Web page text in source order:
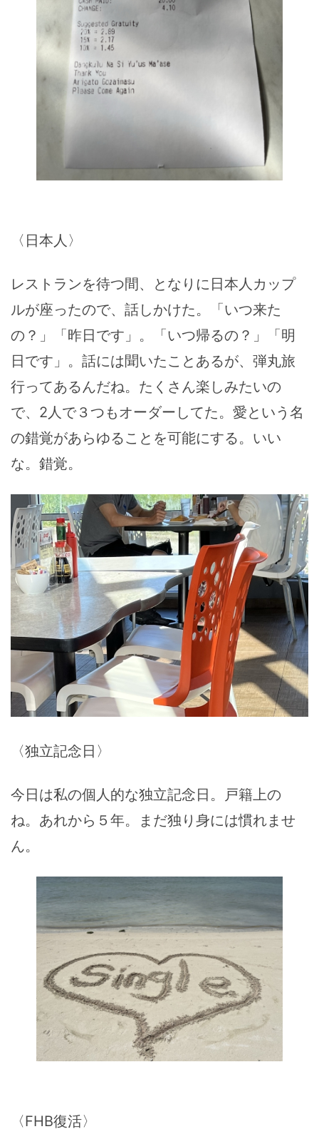
〈日本人〉
レストランを待つ間、となりに日本人カップ
ルが座ったので、話しかけた。「いつ来た
の？」「昨日です」。「いつ帰るの？」「明
日です」。話には聞いたことあるが、弾丸旅
行ってあるんだね。たくさん楽しみたいの
で、2人で３つもオーダーしてた。愛という名
の錯覚があらゆることを可能にする。いい
な。錯覚。
〈独立記念日〉
今日は私の個人的な独立記念日。戸籍上の
ね。あれから５年。まだ独り身には慣れませ
ん。
〈FHB復活〉